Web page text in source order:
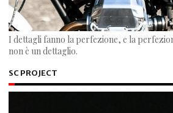
I dettagli fanno la perfezione, e la
non è un dettaglio.
SC PROJECT